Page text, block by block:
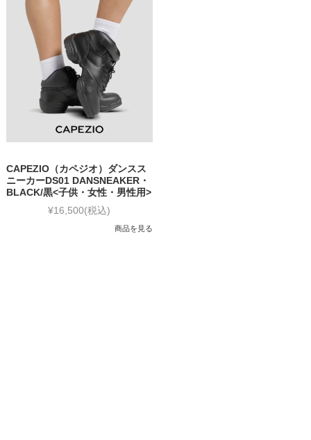
CAPEZIO（カペジオ）ダンスス
ニーカーDS01 DANSNEAKER・
BLACK/黒<子供・女性・男性用>
¥16,500(税込)
商品を見る